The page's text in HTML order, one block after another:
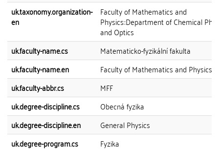
uk.taxonomy.organization-
en
Faculty of Mathematics and
Physics::Department of Chemical
and Optics
uk.faculty-name.cs
Matematicko-fyzikální fakulta
uk.faculty-name.en
Faculty of Mathematics and Physics
uk.faculty-abbr.cs
MFF
uk.degree-discipline.cs
Obecná fyzika
uk.degree-discipline.en
General Physics
uk.degree-program.cs
Fyzika